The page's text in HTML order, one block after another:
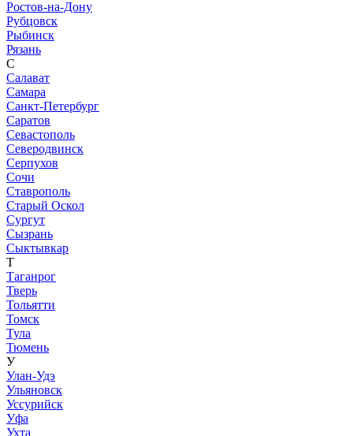
Ростов-на-Дону
Рубцовск
Рыбинск
Рязань
С
Салават
Самара
Санкт-Петербург
Саратов
Севастополь
Северодвинск
Серпухов
Сочи
Ставрополь
Старый Оскол
Сургут
Сызрань
Сыктывкар
Т
Таганрог
Тверь
Тольятти
Томск
Тула
Тюмень
У
Улан-Удэ
Ульяновск
Уссурийск
Уфа
Ухта